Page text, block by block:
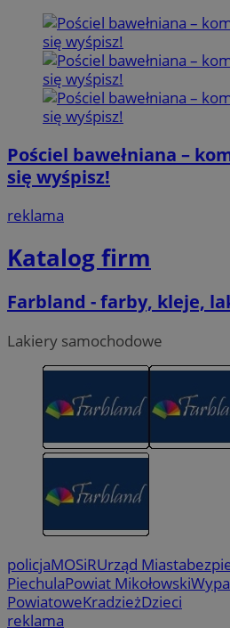
Pościel bawełniana –
się wyśpisz!
reklama
Katalog firm
Farbland - farby, kleje,
Lakiery samochodowe
policjaMOSiRUrząd Miasta
PiechulaPowiat Mikołowski
PowiatoweKradzieżDzieci
reklama